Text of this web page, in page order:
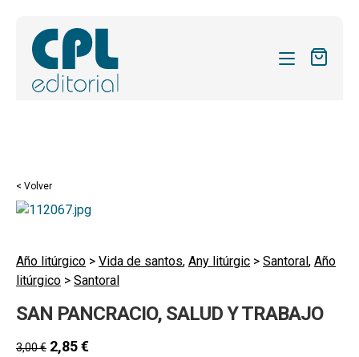
REVISTAS
FORMAS
el
ACTUALIDAD
menú
BLOG
el
CONTACTO
< Volver
Año litúrgico > Vida de santos, Any litúrgic > Santoral, Año
litúrgico > Santoral
SAN PANCRACIO, SALUD Y TRABAJO
3,00€ 2,85€